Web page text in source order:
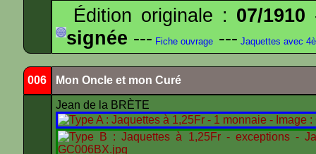
Édition originale : 07/1910
signée --- Fiche ouvrage --- Jaquettes avec
006 Mon Oncle et mon Curé
Jean de la BRÈTE